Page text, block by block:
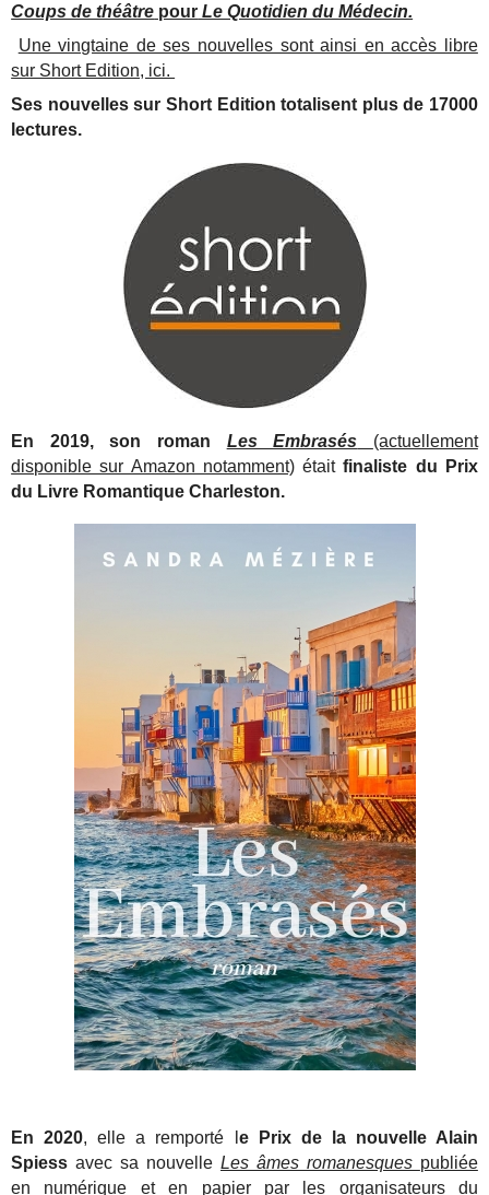
Coups de théâtre pour Le Quotidien du Médecin.
Une vingtaine de ses nouvelles sont ainsi en accès libre
sur Short Edition, ici.
Ses nouvelles sur Short Edition totalisent plus de 17000
lectures.
En 2019, son roman Les Embrasés
(actuellement
disponible sur Amazon notamment)étaitfinaliste du Prix
du Livre Romantique Charleston.
En 2020, elle a remporté l e Prix de la nouvelle Alain
Spiess avec sa nouvelle Les âmes romanesques publiée
en numérique et en papier par les organisateurs du